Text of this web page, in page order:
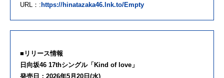
URL：:https://hinatazaka46.lnk.to/Empty
■リリース情報
日向坂46 17thシングル「Kind of love」
発売日：2026年5月20日(水)